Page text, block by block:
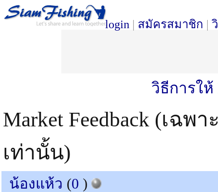
login | สมัครสมาชิก |
วิธีการให้
Market Feedback (เฉ
เท่านั้น)
น้องแห้ว (0 )